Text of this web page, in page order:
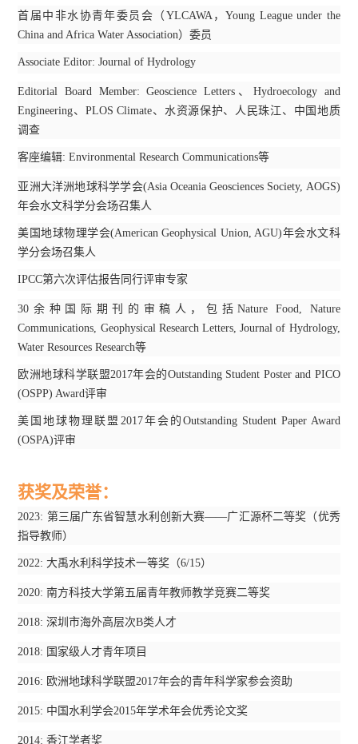
首届中非水协青年委员会（ YLCAWA ，Young League under the
China and Africa Water Association）委员
Associate Editor: Journal of Hydrology
Editorial Board Member: Geoscience Letters、Hydroecology and
Engineering、 PLOS Climate、水资源保护、人民珠江、中国地质
调查
客座编辑: Environmental Research Communications等
亚洲大洋洲地球科学学会(Asia Oceania Geosciences Society, AOGS)
年会水文科学分会场召集人
美国地球物理学会(American Geophysical Union, AGU)年会水文科
学分会场召集人
IPCC第六次评估报告同行评审专家
30 余种国际期刊的审稿人，包括Nature Food, Nature
Communications, Geophysical Research Letters, Journal of Hydrology,
Water Resources Research等
欧洲地球科学联盟2017年会的Outstanding Student Poster and PICO
(OSPP) Award评审
美国地球物理联盟 2017年会的 Outstanding Student Paper Award
(OSPA)评审
获奖及荣誉：
2023: 第三届广东省智慧水利创新大赛——广汇源杯二等奖（优秀
指导教师）
2022:大禹水利科学技术一等奖（6/15）
2020:南方科技大学第五届青年教师教学竞赛二等奖
2018:深圳市海外高层次B类人才
2018: 国家级人才青年项目
2016: 欧洲地球科学联盟2017年会的青年科学家参会资助
2015: 中国水利学会2015年学术年会优秀论文奖
2014:香江学者奖